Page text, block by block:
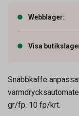
Webblager:
Visa
Snabbkaffe
gr/fp. 10 fp/krt.
Leverantörens
artikelnummer